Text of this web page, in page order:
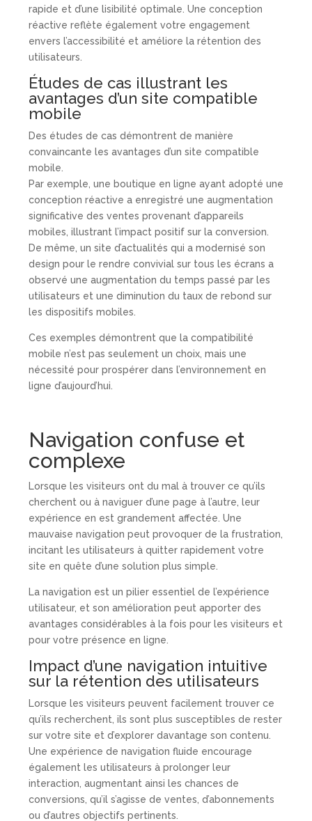
rapide et d’une lisibilité optimale. Une conception
réactive reflète également votre engagement
envers l’accessibilité et améliore la rétention des
utilisateurs.
Études de cas illustrant les
avantages d’un site compatible
mobile
Des études de cas démontrent de manière
convaincante les avantages d’un site compatible
mobile.
Par exemple, une boutique en ligne ayant adopté une
conception réactive a enregistré une augmentation
significative des ventes provenant d’appareils
mobiles, illustrant l’impact positif sur la conversion.
De même, un site d’actualités qui a modernisé son
design pour le rendre convivial sur tous les écrans a
observé une augmentation du temps passé par les
utilisateurs et une diminution du taux de rebond sur
les dispositifs mobiles.
Ces exemples démontrent que la compatibilité
mobile n’est pas seulement un choix, mais une
nécessité pour prospérer dans l’environnement en
ligne d’aujourd’hui.
Navigation confuse et
complexe
Lorsque les visiteurs ont du mal à trouver ce qu’ils
cherchent ou à naviguer d’une page à l’autre, leur
expérience en est grandement affectée. Une
mauvaise navigation peut provoquer de la frustration,
incitant les utilisateurs à quitter rapidement votre
site en quête d’une solution plus simple.
La navigation est un pilier essentiel de l’expérience
utilisateur, et son amélioration peut apporter des
avantages considérables à la fois pour les visiteurs et
pour votre présence en ligne.
Impact d’une navigation intuitive
sur la rétention des utilisateurs
Lorsque les visiteurs peuvent facilement trouver ce
qu’ils recherchent, ils sont plus susceptibles de rester
sur votre site et d’explorer davantage son contenu.
Une expérience de navigation fluide encourage
également les utilisateurs à prolonger leur
interaction, augmentant ainsi les chances de
conversions, qu’il s’agisse de ventes, d’abonnements
ou d’autres objectifs pertinents.